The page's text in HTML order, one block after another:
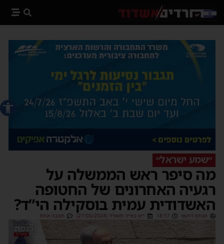
פתח
״שמע ישראל״
מה סיפר ראש הממשלה על
רגעיה האחרונים של החטופה
האשדודית עמית בוסקילה הי”ד?
מנחם דויטש 18:17 י״ט באייר תשפ״ד (27/05/2024) תגובה אחת